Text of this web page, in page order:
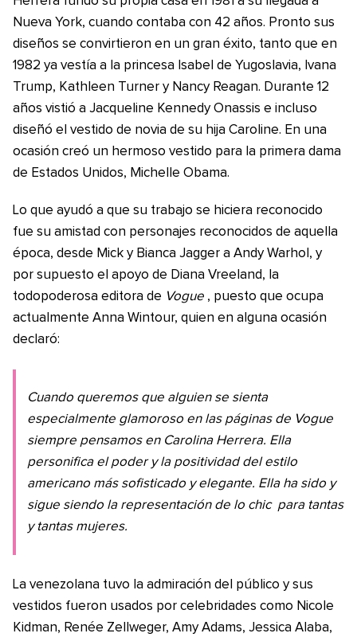
Nueva York, cuando contaba con 42 años. Pronto sus
diseños se convirtieron en un gran éxito, tanto que en
1982 ya vestía a la princesa Isabel de Yugoslavia, Ivana
Trump, Kathleen Turner y Nancy Reagan. Durante 12
años vistió a Jacqueline Kennedy Onassis e incluso
diseñó el vestido de novia de su hija Caroline. En una
ocasión creó un hermoso vestido para la primera dama
de Estados Unidos, Michelle Obama.
Lo que ayudó a que su trabajo se hiciera reconocido
fue su amistad con personajes reconocidos de aquella
época, desde Mick y Bianca Jagger a Andy Warhol, y
por supuesto el apoyo de Diana Vreeland, la
todopoderosa editora de Vogue , puesto que ocupa
actualmente Anna Wintour, quien en alguna ocasión
declaró:
Cuando queremos que alguien se sienta
especialmente glamoroso en las páginas de Vogue
siempre pensamos en Carolina Herrera. Ella
personifica el poder y la positividad del estilo
americano más sofisticado y elegante. Ella ha sido y
sigue siendo la representación de lo chic para tantas
y tantas mujeres.
La venezolana tuvo la admiración del público y sus
vestidos fueron usados por celebridades como Nicole
Kidman, Renée Zellweger, Amy Adams, Jessica Alaba,